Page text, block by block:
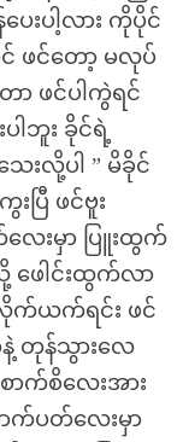
းပါ့လား ကိုပိုင်
ဖင်တော့ မလုပ်
ဖင်ပါကွဲရင်
ါဘူး ခိုင်ရဲ့
းလို့ပါ ” မိခိုင်
ြီ ဖင်ဗူး
လေးမှာ ပြူးထွက်
ေါင်းထွက်လာ
လိုက်ယက်ရင်း ဖင်
တုန်သွားလေ
ာက်စိလေးအား
ာက်ပတ်လေးမှာ